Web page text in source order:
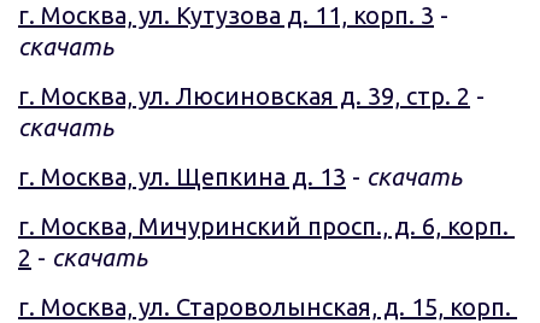
г. Москва, ул. Кутузова д. 11, корп. 3
скачать
г. Москва, ул. Люсиновская д. 39, стр. 2
скачать
г. Москва, ул. Щепкина д. 13 - скачать
г. Москва, Мичуринский просп., д. 6, корп.
2 - скачать
г. Москва, ул. Староволынская, д. 15, корп.